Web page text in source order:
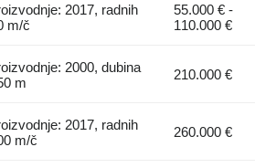
2017, radnih
m/č
55.000 € -
110.000 €
2000, dubina
m
210.000 €
2017, radnih
m/č
260.000 €